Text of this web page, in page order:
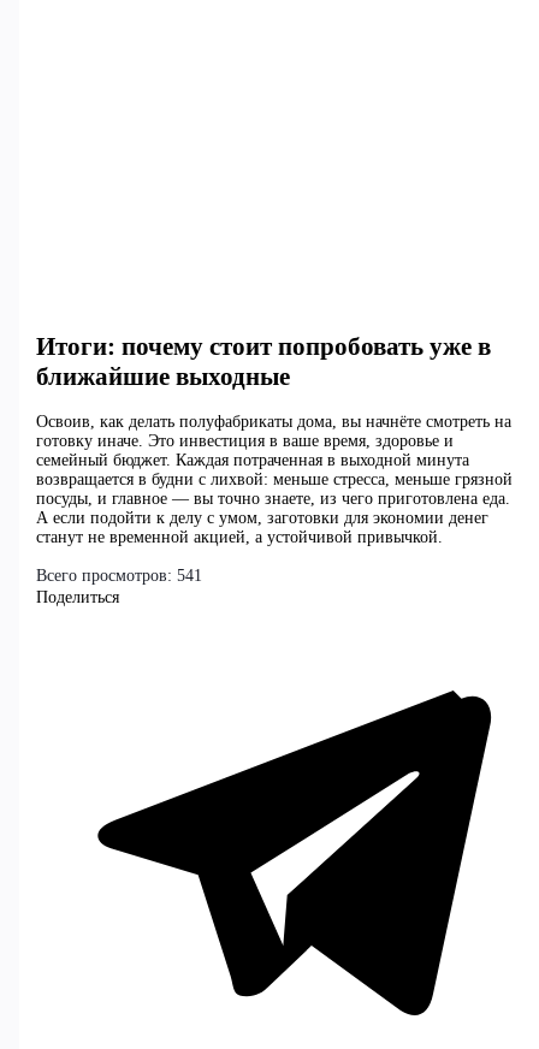
Итоги: почему стоит попробовать уже в
ближайшие выходные
Освоив, как делать полуфабрикаты дома, вы начнёте смотреть на
готовку иначе. Это инвестиция в ваше время, здоровье и
семейный бюджет. Каждая потраченная в выходной минута
возвращается в будни с лихвой: меньше стресса, меньше грязной
посуды, и главное — вы точно знаете, из чего приготовлена еда.
А если подойти к делу с умом, заготовки для экономии денег
станут не временной акцией, а устойчивой привычкой.
Всего просмотров: 541
Поделиться